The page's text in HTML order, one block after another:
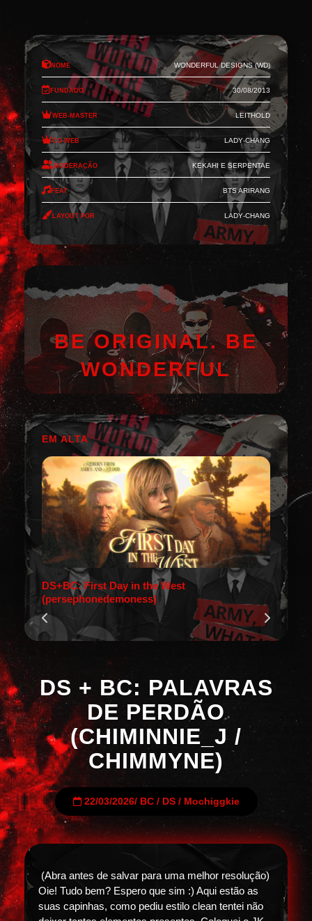
Nome Wonderful Designs (WD)
Fundado 30/08/2013
Web-Master Leithold
Co-Web Lady-Chang
Moderação Kekahi e Serpentae
Feat BTS Arirang
Layout por Lady-Chang
BE ORIGINAL. BE
WONDERFUL
EM ALTA
DS+BC: First Day in the West
(persephonedemoness)
DS + BC: PALAVRAS
DE PERDÃO
(CHIMINNIE_J /
CHIMMYNE)
22/03/2026/ BC/ DS/ Mochiggkie
(Abra antes de salvar para uma melhor resolução)
Oie! Tudo bem? Espero que sim :) Aqui estão as
suas capinhas, como pediu estilo clean tentei não